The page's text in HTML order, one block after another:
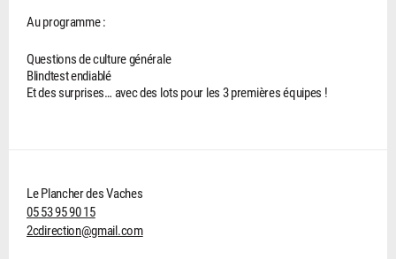
Au programme :
Questions de culture générale
Blindtest endiablé
Et des surprises… avec des lots pour les 3 premières équipes !
Le Plancher des Vaches
05 53 95 90 15
2cdirection@gmail.com